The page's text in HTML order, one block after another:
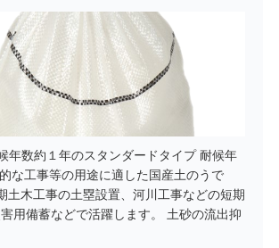
年数約１年のスタンダードタイプ 耐候年
な工事等の用途に適した国産土のうで
土木工事の土塁設置、河川工事などの短期
用備蓄などで活躍します。 土砂の流出抑